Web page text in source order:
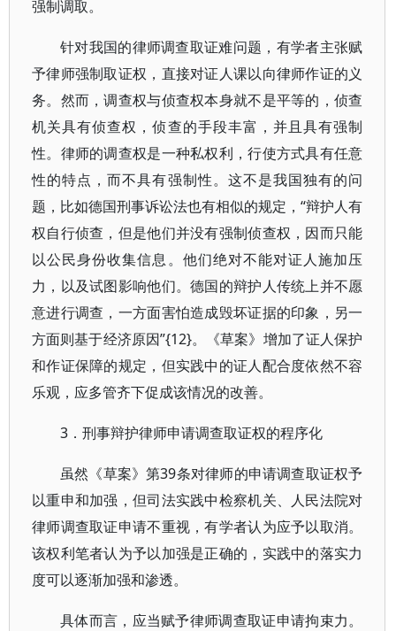
强制调取。
针对我国的律师调查取证难问题，有学者主张赋
予律师强制取证权，直接对证人课以向律师作证的义
务。然而，调查权与侦查权本身就不是平等的，侦查
机关具有侦查权，侦查的手段丰富，并且具有强制
性。律师的调查权是一种私权利，行使方式具有任意
性的特点，而不具有强制性。这不是我国独有的问
题，比如德国刑事诉讼法也有相似的规定，“辩护人有
权自行侦查，但是他们并没有强制侦查权，因而只能
以公民身份收集信息。他们绝对不能对证人施加压
力，以及试图影响他们。德国的辩护人传统上并不愿
意进行调查，一方面害怕造成毁坏证据的印象，另一
方面则基于经济原因”{12}。《草案》增加了证人保护
和作证保障的规定，但实践中的证人配合度依然不容
乐观，应多管齐下促成该情况的改善。
3．刑事辩护律师申请调查取证权的程序化
虽然《草案》第39条对律师的申请调查取证权予
以重申和加强，但司法实践中检察机关、人民法院对
律师调查取证申请不重视，有学者认为应予以取消。
该权利笔者认为予以加强是正确的，实践中的落实力
度可以逐渐加强和渗透。
具体而言，应当赋予律师调查取证申请拘束力。